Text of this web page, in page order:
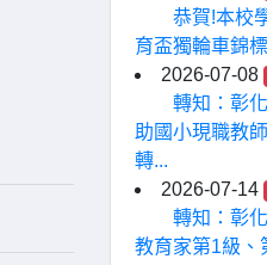
恭賀!本校
育盃獨輪車錦
2026-07-08
轉知：彰
助國小現職教
轉...
2026-07-14
轉知：彰
教育家第1級、